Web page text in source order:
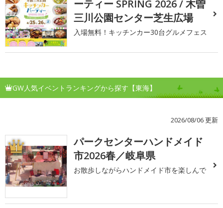
ーティー SPRING 2026 / 木曽
三川公園センター芝生広場
入場無料！キッチンカー30台グルメフェス
GW人気イベントランキングから探す【東海】
2026/08/06 更新
1
パークセンターハンドメイド
市2026春／岐阜県
お散歩しながらハンドメイド市を楽しんで